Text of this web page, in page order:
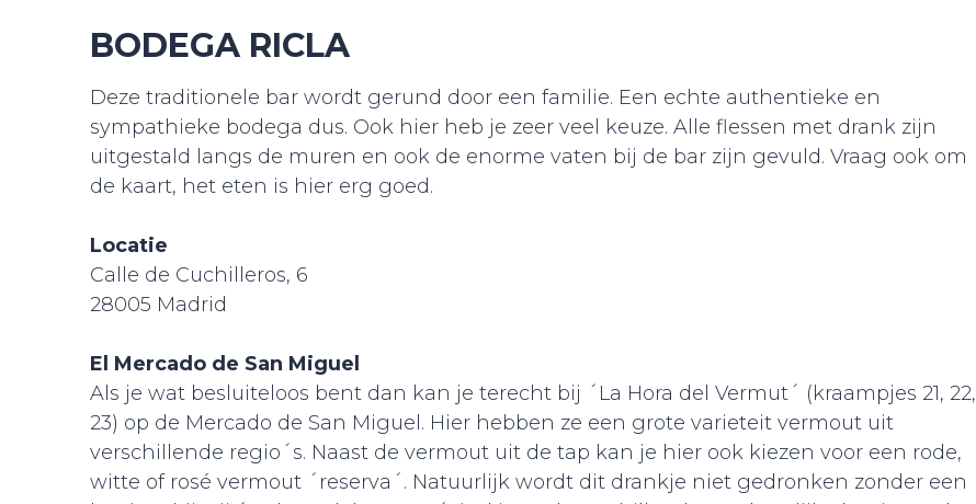
BODEGA RICLA
Deze traditionele bar wordt gerund door een familie. Een echte authentieke en
sympathieke bodega dus. Ook hier heb je zeer veel keuze. Alle flessen met drank zijn
uitgestald langs de muren en ook de enorme vaten bij de bar zijn gevuld. Vraag ook om
de kaart, het eten is hier erg goed.
Locatie
Calle de Cuchilleros, 6
28005 Madrid
El Mercado de San Miguel
Als je wat besluiteloos bent dan kan je terecht bij ´La Hora del Vermut´ (kraampjes 21, 22,
23) op de Mercado de San Miguel. Hier hebben ze een grote varieteit vermout uit
verschillende regio´s. Naast de vermout uit de tap kan je hier ook kiezen voor een rode,
witte of rosé vermout ´reserva´. Natuurlijk wordt dit drankje niet gedronken zonder een